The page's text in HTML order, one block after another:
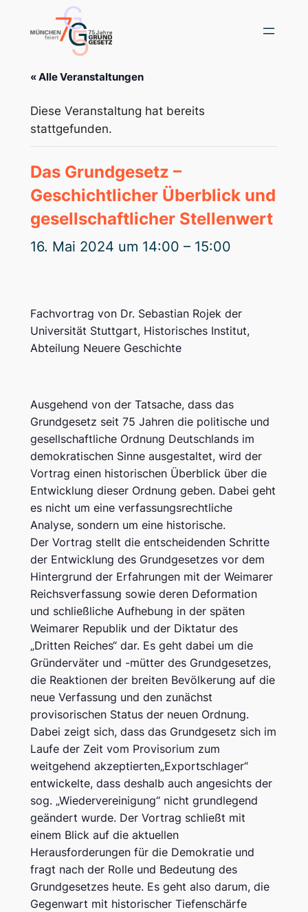
« Alle Veranstaltungen
Diese Veranstaltung hat bereits
stattgefunden.
Das Grundgesetz –
Geschichtlicher Überblick und
gesellschaftlicher Stellenwert
16. Mai 2024 um 14:00 – 15:00
Fachvortrag von Dr. Sebastian Rojek der
Universität Stuttgart, Historisches Institut,
Abteilung Neuere Geschichte
Ausgehend von der Tatsache, dass das
Grundgesetz seit 75 Jahren die politische und
gesellschaftliche Ordnung Deutschlands im
demokratischen Sinne ausgestaltet, wird der
Vortrag einen historischen Überblick über die
Entwicklung dieser Ordnung geben. Dabei geht
es nicht um eine verfassungsrechtliche
Analyse, sondern um eine historische.
Der Vortrag stellt die entscheidenden Schritte
der Entwicklung des Grundgesetzes vor dem
Hintergrund der Erfahrungen mit der Weimarer
Reichsverfassung sowie deren Deformation
und schließliche Aufhebung in der späten
Weimarer Republik und der Diktatur des
„Dritten Reiches“ dar. Es geht dabei um die
Gründerväter und -mütter des Grundgesetzes,
die Reaktionen der breiten Bevölkerung auf die
neue Verfassung und den zunächst
provisorischen Status der neuen Ordnung.
Dabei zeigt sich, dass das Grundgesetz sich im
Laufe der Zeit vom Provisorium zum
weitgehend akzeptierten„Exportschlager“
entwickelte, dass deshalb auch angesichts der
sog. „Wiedervereinigung“ nicht grundlegend
geändert wurde. Der Vortrag schließt mit
einem Blick auf die aktuellen
Herausforderungen für die Demokratie und
fragt nach der Rolle und Bedeutung des
Grundgesetzes heute. Es geht also darum, die
Gegenwart mit historischer Tiefenschärfe